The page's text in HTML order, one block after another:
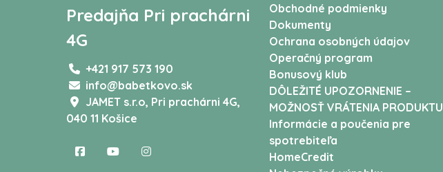
Predajňa Pri prachárni
4G
+421 917 573 190
info@babetkovo.sk
JAMET s.r.o, Pri prachárni 4G,
040 11 Košice
Obchodné podmienky
Dokumenty
Ochrana osobných údajov
Operačný program
Bonusový klub
DÔLEŽITÉ UPOZORNENIE –
MOŽNOSŤ VRÁTENIA PRODUKTU
Informácie a poučenia pre
spotrebiteľa
HomeCredit